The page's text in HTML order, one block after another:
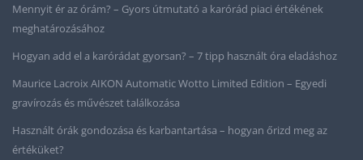
Mennyit ér az órám? – Gyors útmutató a karórád piaci értékének
meghatározásához
Hogyan add el a karórádat gyorsan? – 7 tipp használt óra eladáshoz
Maurice Lacroix AIKON Automatic Wotto Limited Edition – Egyedi
gravírozás és művészet találkozása
Használt órák gondozása és karbantartása – hogyan őrizd meg az
értéküket?